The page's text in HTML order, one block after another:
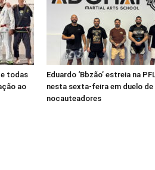
todas
ao
Eduardo ‘Bbzão’ estreia na
nesta sexta-feira em duelo de
nocauteadores